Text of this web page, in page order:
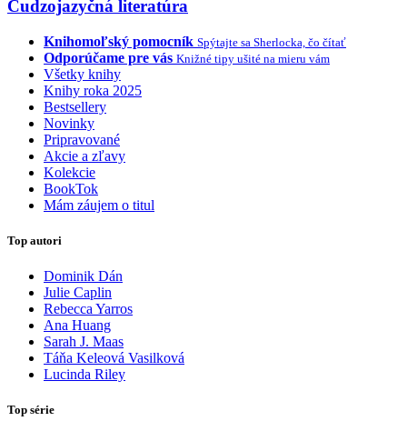
Cudzojazyčná literatúra
Knihomoľský pomocník Spýtajte sa Sherlocka, čo čítať
Odporúčame pre vás Knižné tipy ušité na mieru vám
Všetky knihy
Knihy roka 2025
Bestsellery
Novinky
Pripravované
Akcie a zľavy
Kolekcie
BookTok
Mám záujem o titul
Top autori
Dominik Dán
Julie Caplin
Rebecca Yarros
Ana Huang
Sarah J. Maas
Táňa Keleová Vasilková
Lucinda Riley
Top série